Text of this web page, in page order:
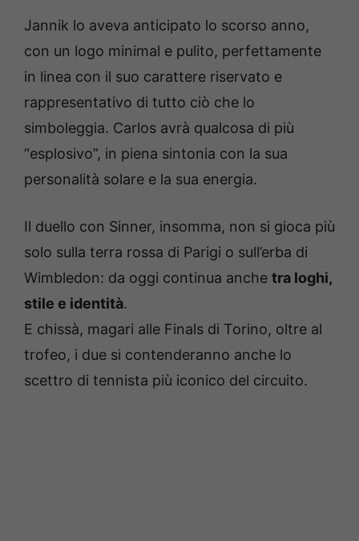
Jannik lo aveva anticipato lo scorso anno,
con un logo minimal e pulito, perfettamente
in linea con il suo carattere riservato e
rappresentativo di tutto ciò che lo
simboleggia. Carlos avrà qualcosa di più
“esplosivo”, in piena sintonia con la sua
personalità solare e la sua energia.
Il duello con Sinner, insomma, non si gioca più
solo sulla terra rossa di Parigi o sull’erba di
Wimbledon: da oggi continua anche tra loghi,
stile e identità.
E chissà, magari alle Finals di Torino, oltre al
trofeo, i due si contenderanno anche lo
scettro di tennista più iconico del circuito.